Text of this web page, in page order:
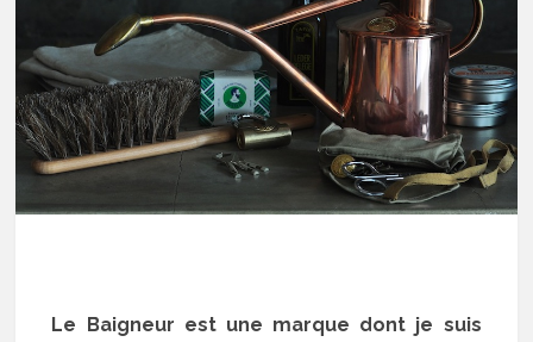
Le Baigneur est une marque dont je suis